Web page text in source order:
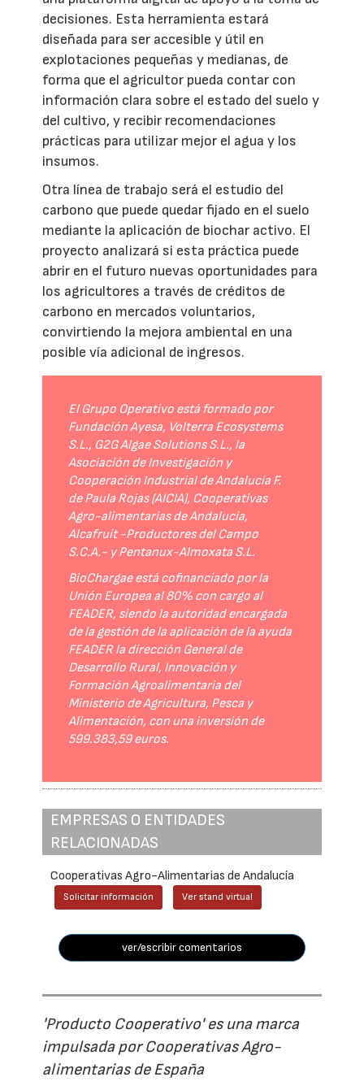
decisiones. Esta herramienta estará
diseñada para ser accesible y útil en
explotaciones pequeñas y medianas, de
forma que el agricultor pueda contar con
información clara sobre el estado del suelo y
del cultivo, y recibir recomendaciones
prácticas para utilizar mejor el agua y los
insumos.
Otra línea de trabajo será el estudio del
carbono que puede quedar fijado en el suelo
mediante la aplicación de biochar activo. El
proyecto analizará si esta práctica puede
abrir en el futuro nuevas oportunidades para
los agricultores a través de créditos de
carbono en mercados voluntarios,
convirtiendo la mejora ambiental en una
posible vía adicional de ingresos.
El Grupo Operativo está formado por
Fundación Ayesa, Volterra Ecosystems
S.L., G2G Algae Solutions S.L., la
Asociación de Investigación y
Cooperación Industrial de Andalucía F.
de Paula Rojas (AICIA), Cooperativas
Agro-alimentarias de Andalucía,
Alcafruit -Productores del Campo
S.C.A.- y Pentanux-Almoxata S.L.
BioChargae está cofinanciado por la
Unión Europea al 80% con cargo al
FEADER, siendo la autoridad encargada
de la gestión de la aplicación de la ayuda
FEADER la dirección General de
Desarrollo Rural, Innovación y
Formación Agroalimentaria del
Ministerio de Agricultura, Pesca y
Alimentación, con una inversión de
599.383,59 euros.
EMPRESAS O ENTIDADES
RELACIONADAS
Cooperativas Agro-Alimentarias de Andalucía
Solicitar información Ver stand virtual
ver/escribir comentarios
'Producto Cooperativo' es una marca
impulsada por Cooperativas Agro-
alimentarias de España